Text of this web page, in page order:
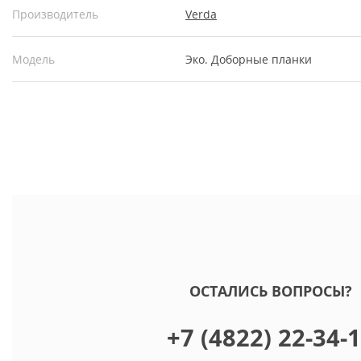
Производитель Verda
Модель Эко. Доборные планки
ОСТАЛИСЬ ВОПРОСЫ?
+7 (4822) 22-34-